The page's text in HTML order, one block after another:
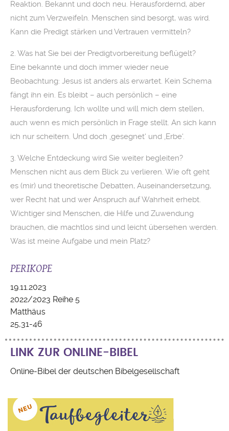
Reaktion. Bekannt und doch neu. Herausfordernd, aber
nicht zum Verzweifeln. Menschen sind besorgt, was wird.
Kann die Predigt stärken und Vertrauen vermitteln?
2. Was hat Sie bei der Predigtvorbereitung beflügelt?
Eine bekannte und doch immer wieder neue
Beobachtung: Jesus ist anders als erwartet. Kein Schema
fängt ihn ein. Es bleibt – auch persönlich – eine
Herausforderung. Ich wollte und will mich dem stellen,
auch wenn es mich persönlich in Frage stellt. An sich kann
ich nur scheitern. Und doch ‚gesegnet‘ und ‚Erbe‘.
3. Welche Entdeckung wird Sie weiter begleiten?
Menschen nicht aus dem Blick zu verlieren. Wie oft geht
es (mir) und theoretische Debatten, Auseinandersetzung,
wer Recht hat und wer Anspruch auf Wahrheit erhebt.
Wichtiger sind Menschen, die Hilfe und Zuwendung
brauchen, die machtlos sind und leicht übersehen werden.
Was ist meine Aufgabe und mein Platz?
PERIKOPE
19.11.2023
2022/2023 Reihe 5
Matthäus
25,31-46
LINK ZUR ONLINE-BIBEL
Online-Bibel der deutschen Bibelgesellschaft